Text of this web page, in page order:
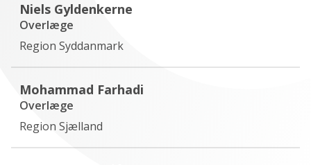
Niels Gyldenkerne
Overlæge
Region Syddanmark
Mohammad Farhadi
Overlæge
Region Sjælland